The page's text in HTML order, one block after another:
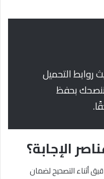
روابط التحميل
ننصحك بحفظ
الإجابة؟
أثناء التصحيح لضمان